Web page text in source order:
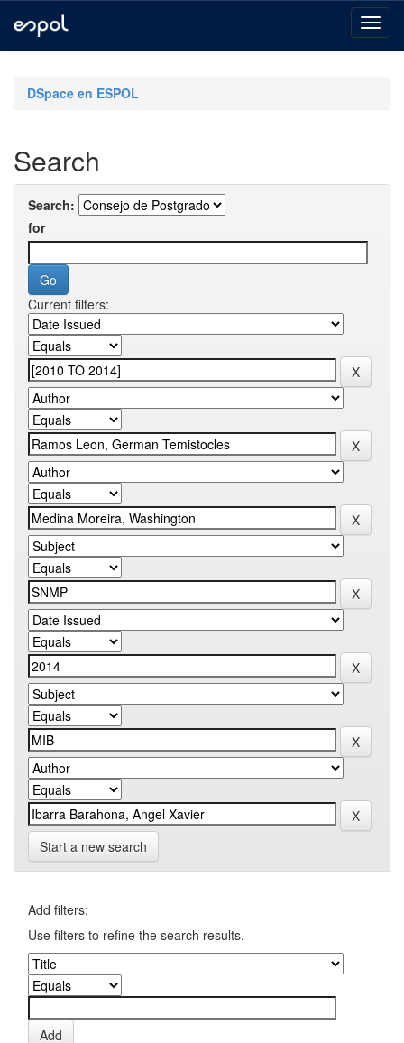
navigationDSpace en ESPOL
Search
Search:
for
Current filters:
Start a new search
Add filters:
Use filters to refine the search results.